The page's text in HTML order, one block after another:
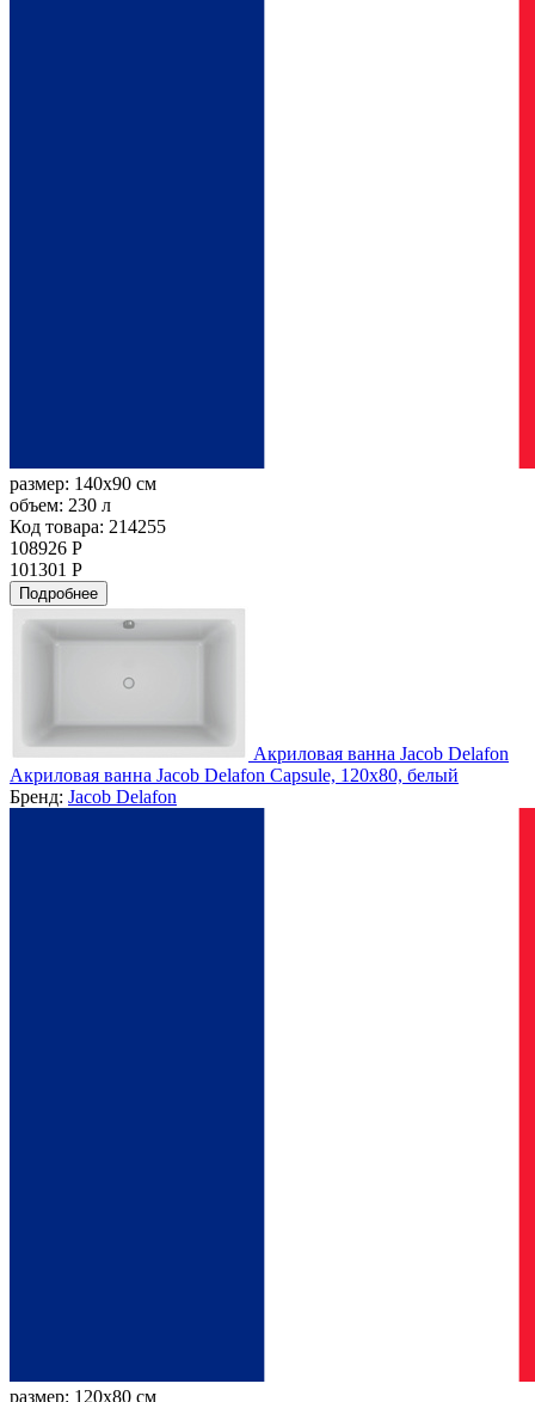
размер: 140x90 см
объем: 230 л
Код товара: 214255
108926 Р
101301 Р
Подробнее
Акриловая ванна Jacob Delafon
Акриловая ванна Jacob Delafon Capsule, 120x80, белый
Бренд: Jacob Delafon
размер: 120x80 см